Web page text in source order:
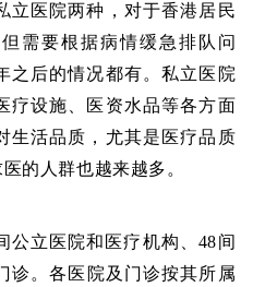
立医院两种，对于香港居民
需要根据病情缓急排队问
之后的情况都有。私立医院
疗设施、医资水品等各方面
生活品质，尤其是医疗品质
的人群也越来越多。
公立医院和医疗机构、48间
诊。各医院及门诊按其所属